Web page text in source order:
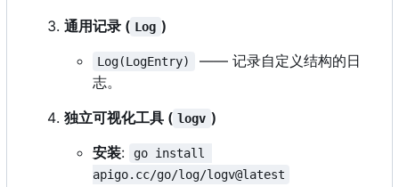
通用记录 ( Log )
Log(LogEntry)
—— 记录自定义结构的日
志。
独立可视化工具 ( logv )
安装:
go install
apigo.cc/go/log/logv@latest